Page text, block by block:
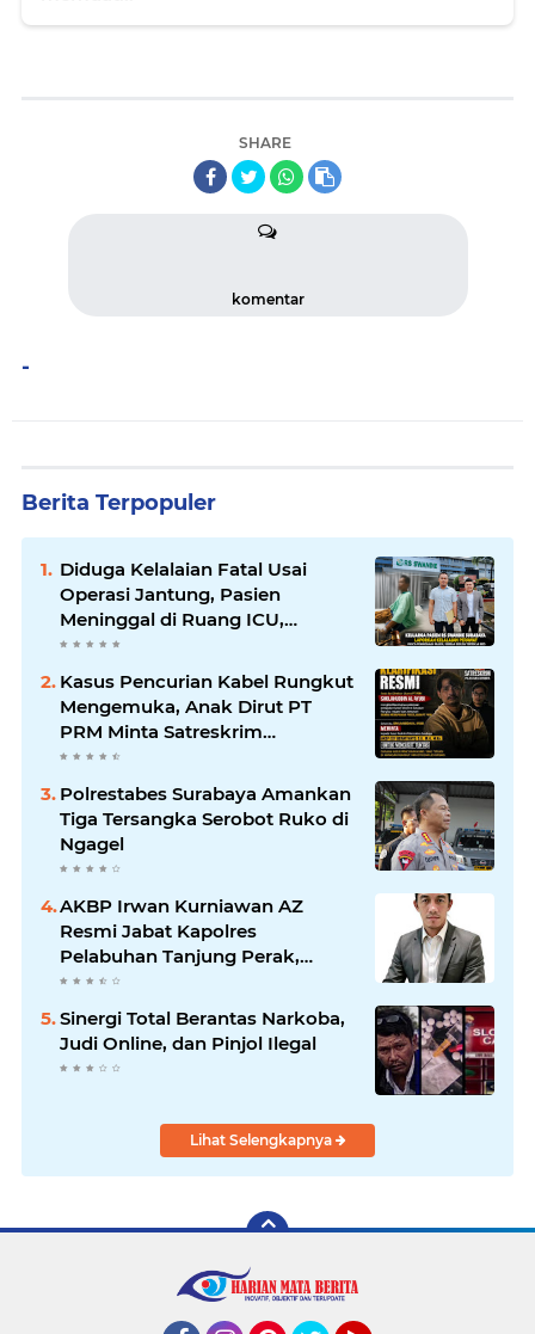
SHARE
komentar
-
Berita Terpopuler
Diduga Kelalaian Fatal Usai
Operasi Jantung, Pasien
Meninggal di Ruang ICU,
Keluarga Tuntut RSUD dr.
Soewandhie Bertanggung
Jawab
Kasus Pencurian Kabel Rungkut
Mengemuka, Anak Dirut PT
PRM Minta Satreskrim
Polrestabes Surabaya Usut
Hingga Tuntas
Polrestabes Surabaya Amankan
Tiga Tersangka Serobot Ruko di
Ngagel
AKBP Irwan Kurniawan AZ
Resmi Jabat Kapolres
Pelabuhan Tanjung Perak,
Pimpinan Redaksi
HarianMataBerita.com
Sampaikan Ucapan Selamat
Sinergi Total Berantas Narkoba,
Judi Online, dan Pinjol Ilegal
Lihat Selengkapnya